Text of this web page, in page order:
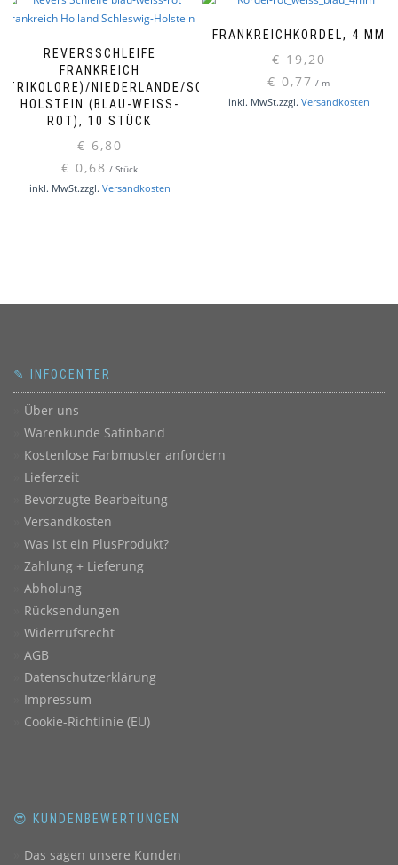
REVERSSCHLEIFE
FRANKREICH
(TRIKOLORE)/NIEDERLANDE/SCHLESWIG-
HOLSTEIN (BLAU-WEISS-R
OT), 10 STÜCK
€ 6,80
€ 0,68 / Stück
inkl. MwSt.zzgl. Versandkosten
FRANKREICHKORDEL, 4 MM
€ 19,20
€ 0,77 / m
inkl. MwSt.zzgl. Versandkosten
✎ INFOCENTER
Über uns
Warenkunde Satinband
Kostenlose Farbmuster anfordern
Lieferzeit
Bevorzugte Bearbeitung
Versandkosten
Was ist ein PlusProdukt?
Zahlung + Lieferung
Abholung
Rücksendungen
Widerrufsrecht
AGB
Datenschutzerklärung
Impressum
Cookie-Richtlinie (EU)
😍 KUNDENBEWERTUNGEN
Das sagen unsere Kunden